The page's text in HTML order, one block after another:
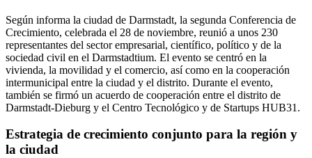
Según informa la ciudad de Darmstadt, la segunda Conferencia de
Crecimiento, celebrada el 28 de noviembre, reunió a unos 230
representantes del sector empresarial, científico, político y de la
sociedad civil en el Darmstadtium. El evento se centró en la
vivienda, la movilidad y el comercio, así como en la cooperación
intermunicipal entre la ciudad y el distrito. Durante el evento,
también se firmó un acuerdo de cooperación entre el distrito de
Darmstadt-Dieburg y el Centro Tecnológico y de Startups HUB31.
Estrategia de crecimiento conjunto para la región y
la ciudad